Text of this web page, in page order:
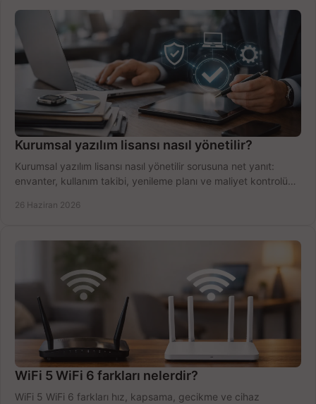
Kurumsal yazılım lisansı nasıl yönetilir?
Kurumsal yazılım lisansı nasıl yönetilir sorusuna net yanıt:
envanter, kullanım takibi, yenileme planı ve maliyet kontrolü
26 Haziran 2026
WiFi 5 WiFi 6 farkları nelerdir?
WiFi 5 WiFi 6 farkları hız, kapsama, gecikme ve cihaz